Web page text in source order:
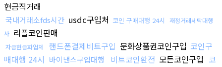
현금직거래
국내거래소fds시간 usdc구입처 코인 구매대행 24시
재정거래세탁대행
사 리플코인판매
자금현금화업체 핸드폰결제비트구입 문화상품권코인구입 코인구
매대행 24시 바이낸스구입대행 비트코인환전 모든코인구입 코